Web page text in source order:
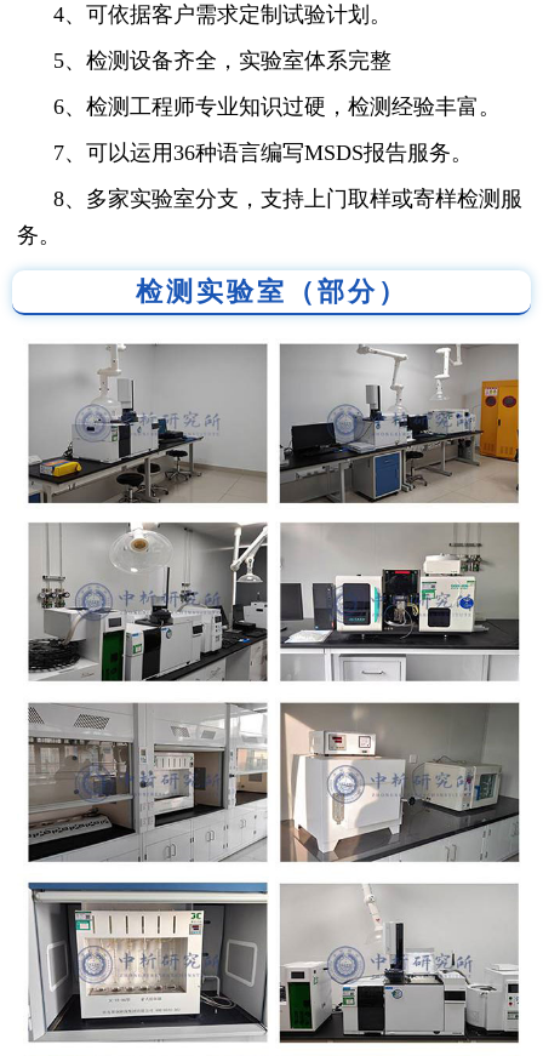
4、可依据客户需求定制试验计划。
5、检测设备齐全，实验室体系完整
6、检测工程师专业知识过硬，检测经验丰富。
7、可以运用36种语言编写MSDS报告服务。
8、多家实验室分支，支持上门取样或寄样检测服
务。
检测实验室（部分）